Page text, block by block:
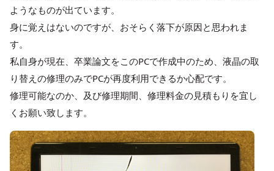
ようなものが出ています。
身に覚えはないのですが、おそらく落下が原因と思われま
す。
私自身が現在、卒業論文をこのPCで作成中のため、液晶の取
り替えの修理のみでPCが再度利用できるか心配です。
修理可能なのか、及び修理期間、修理料金の見積もりを宜し
くお願い致します。